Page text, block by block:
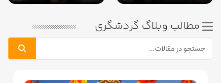
مطالب وبلاگ گردشگری